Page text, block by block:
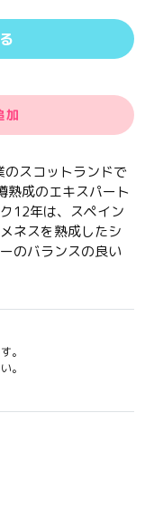
加
スコットランドで
熟成のエキスパート
12年は、スペイン
ネスを熟成したシ
のバランスの良い
。
。